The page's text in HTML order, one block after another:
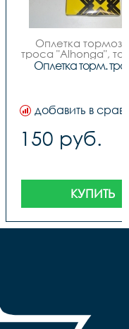
Оплетка
троса "Alhonga",
5мм, витое
черный,  цена за
Оплетка торм.
добавить в
150 руб.
КУПИТЬ